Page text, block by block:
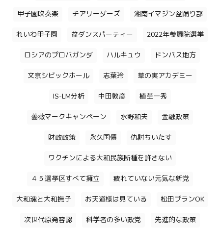
甲子園吹奏楽 チアリーダーズ 湘南イマジン盆踊り部
れいわ甲子園 盆ダンスパーティー 2022年参議院選挙
ロシアのプロバガンダ ハルキュウ ドンパス地方
文京シビックホール 志葉玲 草の実アカデミー
IS-LM分析 中田敦彦 植草一秀
薔薇マークキャンペーン 水野和夫 金融政策
財政政策 永久国債 仇討ちいたす
ワクチンによる大和民族断種を許さない
４５選挙区すべて擁立 疲れていない元気な新党
大和魂と大和撫子 お天道様は見ている 松田プランOK
次世代原発容認 科学者の多い政党 先進的な政策